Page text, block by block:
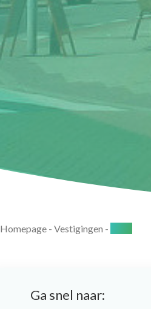
Homepage - Vestigingen -
Ga snel naar: